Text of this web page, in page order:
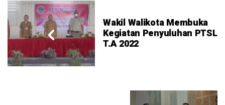
Wakil Walikota Membuka
Kegiatan Penyuluhan PTSL
T.A 2022